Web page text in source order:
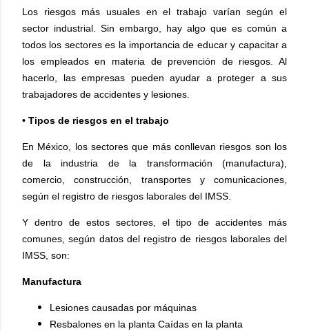
Los riesgos más usuales en el trabajo varían según el
sector industrial. Sin embargo, hay algo que es común a
todos los sectores es la importancia de educar y capacitar a
los empleados en materia de prevención de riesgos. Al
hacerlo, las empresas pueden ayudar a proteger a sus
trabajadores de accidentes y lesiones.
• Tipos de riesgos en el trabajo
En México, los sectores que más conllevan riesgos son los
de la industria de la transformación (manufactura),
comercio, construcción, transportes y comunicaciones,
según el registro de riesgos laborales del IMSS.
Y dentro de estos sectores, el tipo de accidentes más
comunes, según datos del registro de riesgos laborales del
IMSS, son:
Manufactura
Lesiones causadas por máquinas
Resbalones en la planta Caídas en la planta